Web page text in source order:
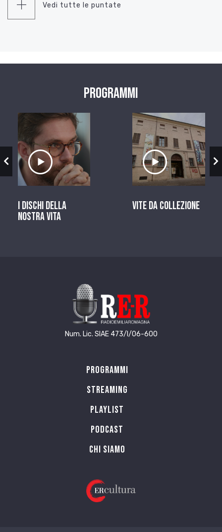
Vedi tutte le puntate
Programmi
Ascolta il servizio
I dischi della
nostra vita
Ascolta il
Vite da Collezione
Num. Lic. SIAE 473/I/06-600
Programmi
Streaming
Playlist
PODCAST
Chi siamo